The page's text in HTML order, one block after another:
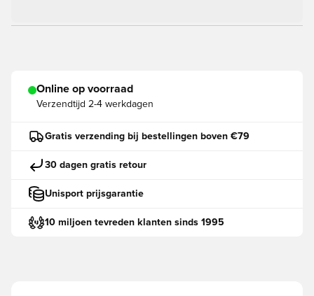
Online op voorraad
Verzendtijd 2-4 werkdagen
Gratis verzending bij bestellingen boven €79
30 dagen gratis retour
Unisport prijsgarantie
10 miljoen tevreden klanten sinds 1995